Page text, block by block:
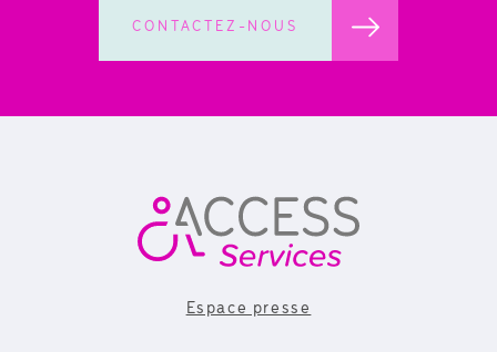
CONTACTEZ-NOUS
Espace presse